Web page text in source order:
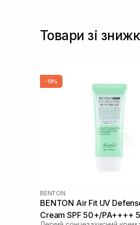
Товари зі
-19%
BENTON
BENTON Air Fit UV
Cream SPF 50+/PA++++